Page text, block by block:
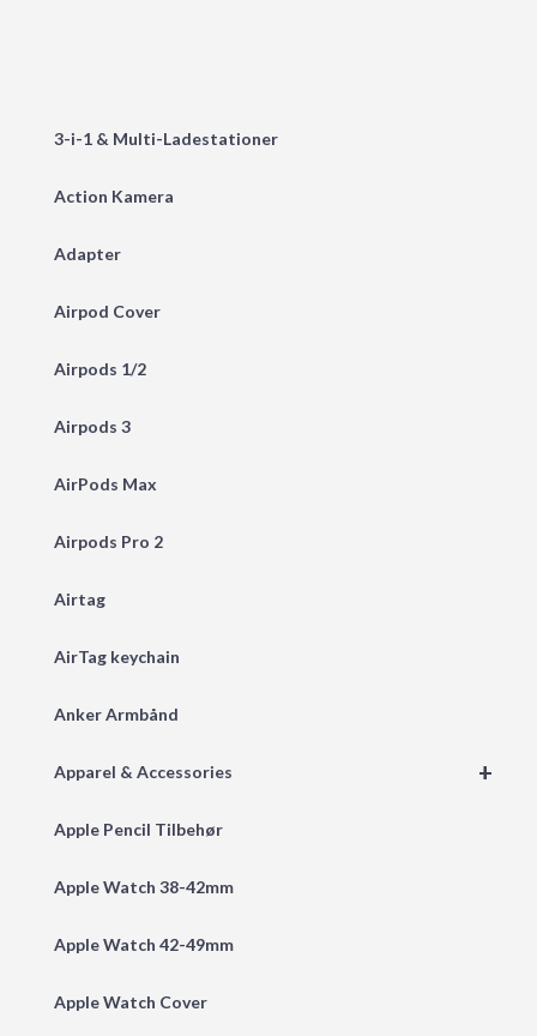
3-i-1 & Multi-Ladestationer
Action Kamera
Adapter
Airpod Cover
Airpods 1/2
Airpods 3
AirPods Max
Airpods Pro 2
Airtag
AirTag keychain
Anker Armbånd
+
Apparel & Accessories
Apple Pencil Tilbehør
Apple Watch 38-42mm
Apple Watch 42-49mm
Apple Watch Cover